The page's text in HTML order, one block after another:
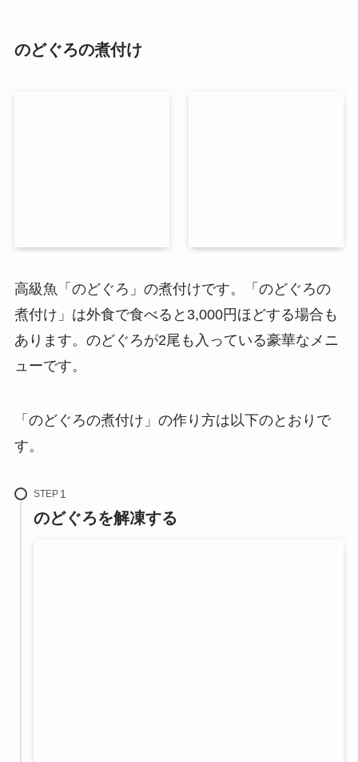
のどぐろの煮付け
高級魚「のどぐろ」の煮付けです。「のどぐろの
煮付け」は外食で食べると3,000円ほどする場合も
あります。 のどぐろが2尾も入っている豪華なメニ
ューです。
「のどぐろの煮付け」の作り方は以下のとおりで
す。
STEP
のどぐろを解凍する